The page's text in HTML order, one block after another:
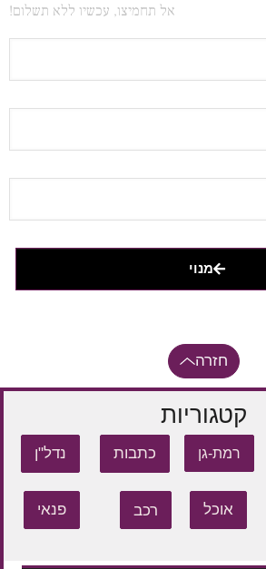
אל תחמיצו, עכשיו ללא תשלום!
מנוי
חזרה
קטגוריות
רמת-גן כתבות נדל"ן
אוכל רכב פנאי